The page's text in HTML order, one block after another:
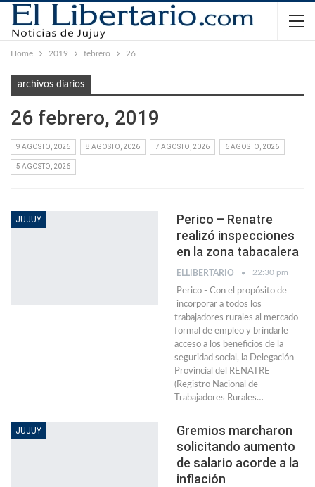
Home 2019 febrero 26
archivos diarios
26 febrero, 2019
9 AGOSTO, 2026 8 AGOSTO, 2026 7 AGOSTO, 2026 6 AGOSTO, 2026
5 AGOSTO, 2026
JUJUY
Perico – Renatre
realizó inspecciones
en la zona tabacalera
ELLIBERTARIO 22:30 pm
Perico - Con el propósito de
incorporar a todos los
trabajadores rurales al mercado
formal de empleo y brindarle
acceso a los beneficios de la
seguridad social, la Delegación
Provincial del RENATRE
(Registro Nacional de
Trabajadores Rurales…
JUJUY
Gremios marcharon
solicitando aumento
de salario acorde a la
inflación